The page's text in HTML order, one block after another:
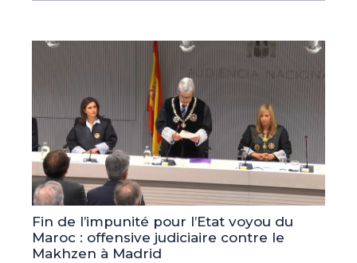
Fin de l’impunité pour l’Etat voyou du
Maroc : offensive judiciaire contre le
Makhzen à Madrid